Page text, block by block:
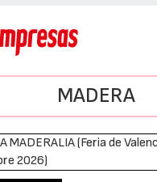
MADERA